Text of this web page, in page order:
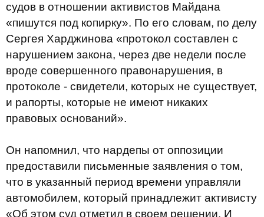
судов в отношении активистов Майдана
«пишутся под копирку». По его словам, по делу
Сергея Харджинова «протокол составлен с
нарушением закона, через две недели после
вроде совершенного правонарушения, в
протоколе - свидетели, которых не существует,
и рапорты, которые не имеют никаких
правовых оснований».
Он напомнил, что нардепы от оппозиции
предоставили письменные заявления о том,
что в указанный период времени управляли
автомобилем, который принадлежит активисту
«Об этом суд отметил в своем решении. И